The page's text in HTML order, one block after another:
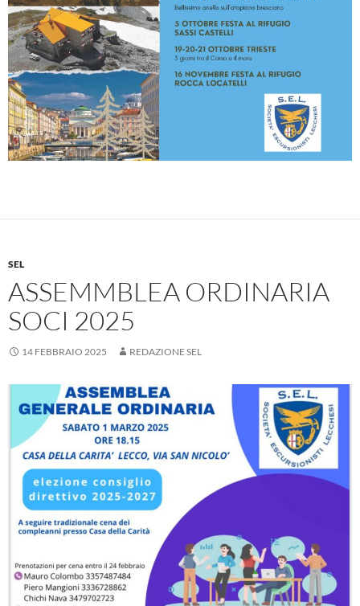
SEL
ASSEMMBLEA ORDINARIA
SOCI 2025
14 FEBBRAIO 2025 REDAZIONE SEL